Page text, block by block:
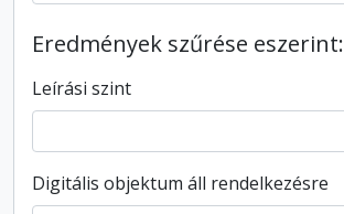
Eredmények szűrése eszerint:
Leírási szint
Digitális objektum áll rendelkezésre